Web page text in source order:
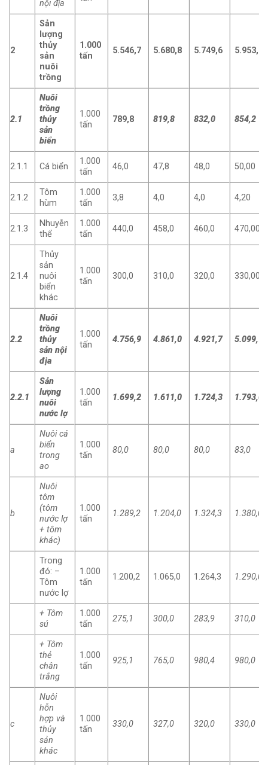
nội địa
2
Sản
lượng
thủy
sản
nuôi
trồng
1.000
tấn
5.546,7 5.680,8 5.749,6 5.953,9
2.1
Nuôi
trồng
thủy
sản
biển
1.000
tấn
789,8 819,8 832,0 854,2
2.1.1 Cá biển
1.000
tấn
46,0 47,8 48,0 50,00
2.1.2
Tôm
hùm
1.000
tấn
3,8 4,0 4,0 4,20
2.1.3
Nhuyễn
thể
1.000
tấn
440,0 458,0 460,0 470,00
2.1.4
Thủy
sản
nuôi
biển
khác
1.000
tấn
300,0 310,0 320,0 330,00
2.2
Nuôi
trồng
thủy
sản nội
địa
1.000
tấn
4.756,9 4.861,0 4.921,7 5.099,7
2.2.1
Sản
lượng
nuôi
nước lợ
1.000
tấn
1.699,2 1.611,0 1.724,3 1.793,0
a
Nuôi cá
biển
trong
ao
1.000
tấn
80,0 80,0 80,0 83,0
b
Nuôi
tôm
(tôm
nước lợ
+ tôm
khác)
1.000
tấn
1.289,2 1.204,0 1.324,3 1.380,0
Trong
đó: –
Tôm
nước lợ
1.000
tấn
1.200,2 1.065,0 1.264,3 1.290,0
+ Tôm
sú
1.000
tấn
275,1 300,0 283,9 310,0
+ Tôm
thẻ
chân
trắng
1.000
tấn
925,1 765,0 980,4 980,0
c
Nuôi
hỗn
hợp và
thủy
sản
khác
1.000
tấn
330,0 327,0 320,0 330,0